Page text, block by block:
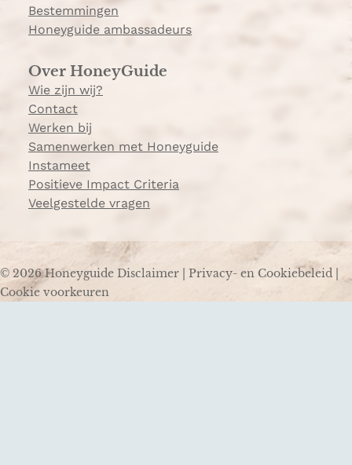
Bestemmingen
Honeyguide ambassadeurs
Over HoneyGuide
Wie zijn wij?
Contact
Werken bij
Samenwerken met Honeyguide
Instameet
Positieve Impact Criteria
Veelgestelde vragen
© 2026 Honeyguide Disclaimer Privacy- en Cookiebeleid
Cookie voorkeuren